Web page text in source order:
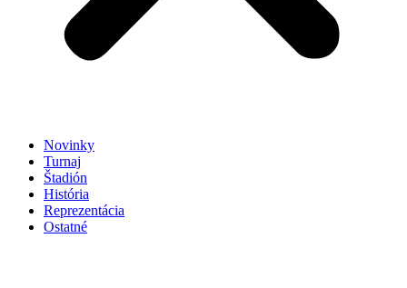
Novinky
Turnaj
Štadión
História
Reprezentácia
Ostatné